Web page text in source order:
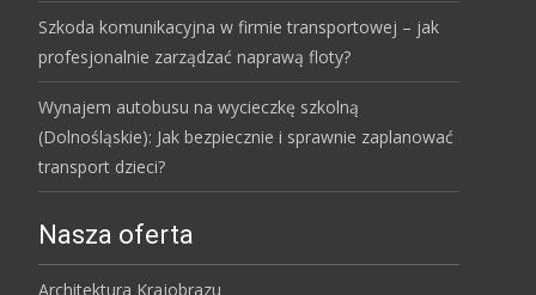
Szkoda komunikacyjna w firmie transportowej – jak
profesjonalnie zarządzać naprawą floty?
Wynajem autobusu na wycieczkę szkolną
(Dolnośląskie): Jak bezpiecznie i sprawnie zaplanować
transport dzieci?
Nasza oferta
Architektura Krajobrazu